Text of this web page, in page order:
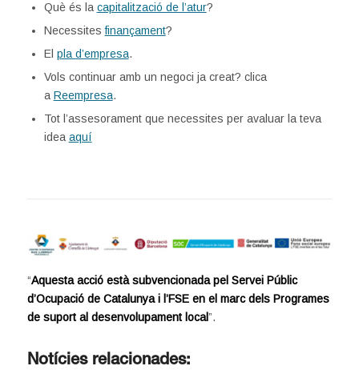
Què és la capitalització de l’atur?
Necessitesfinançament?
El pla d’empresa.
Vols continuar amb un negoci ja creat? clica
a Reempresa.
Tot l’assesorament que necessites per avaluar la teva
idea aquí
“Aquesta acció està subvencionada pel Servei Públic
d’Ocupació de Catalunya i l’FSE en el marc dels Programes
de suport al desenvolupament local”.
Notícies relacionades: